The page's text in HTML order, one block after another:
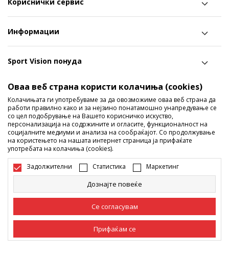
Информации
Sport Vision понуда
Следете не
Ги споделуваме нашите тајни со вас! Следете не на
социјалните мрежи и дознајте за попусти, промоции и
нови производи!
Промена
Оваа веб страна користи колачиња (cookies)
Колачињата ги употребуваме за да овозможиме оваа веб страна да
работи правилно како и за нејзино понатамошно унапредување се
со цел подобрување на Вашето корисничко искуство,
персонализација на содржините и огласите, функционалност на
социјалните медиуми и анализа на сообраќајот. Со продолжување
на користењето на нашата интернет страница ја прифаќате
употребата на колачиња (cookies).
Задолжителни Статистика Маркетинг
Дознајте повеќе
Се согласувам
Прифаќам се